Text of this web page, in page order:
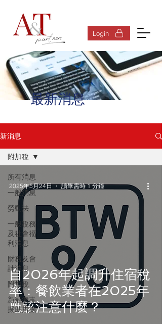
Login
最新消息
新消息
所有消息
一般消息
勞動法
一般稅務
及社會福
利消息
財務及會
計消息
附加稅
新冠病毒
援助措施
附加稅
自2026年起調升住宿稅
率：餐飲業者在2025年
應該注意什麼？
2025年5月24日 讀畢需時 1 分鐘